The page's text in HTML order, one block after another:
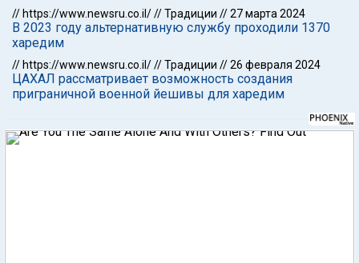
// https://www.newsru.co.il///Традиции //27 марта 2024
В 2023 году альтернативную службу проходили 1370
харедим
// https://www.newsru.co.il///Традиции //26 февраля 2024
ЦАХАЛ рассматривает возможность создания
приграничной военной йешивы для харедим